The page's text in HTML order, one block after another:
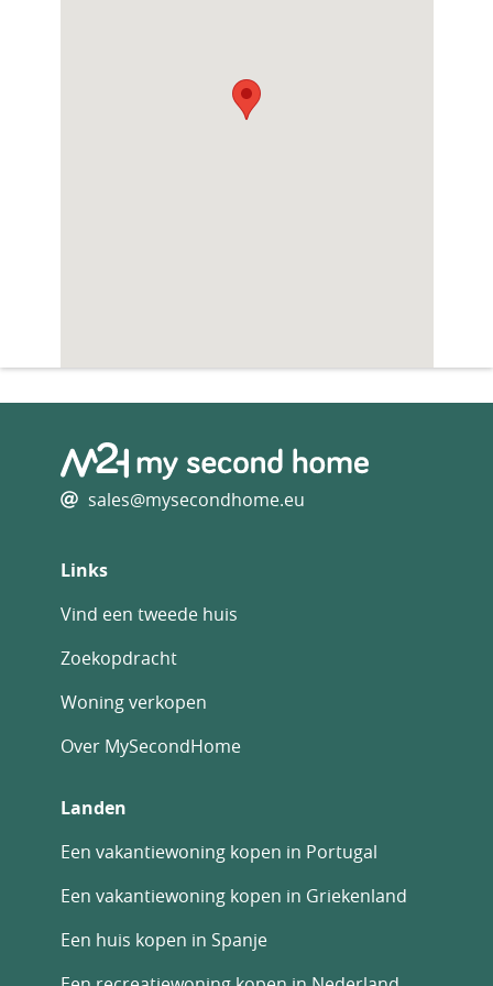
Golf, binnen een straal van 10 km, zeker
waarderen. De luchthaven Murcia-Corvera
sales@mysecondhome.eu
Links
Vind een tweede huis
Zoekopdracht
Woning verkopen
Over MySecondHome
Landen
Een vakantiewoning kopen in Portugal
Een vakantiewoning kopen in Griekenland
Een huis kopen in Spanje